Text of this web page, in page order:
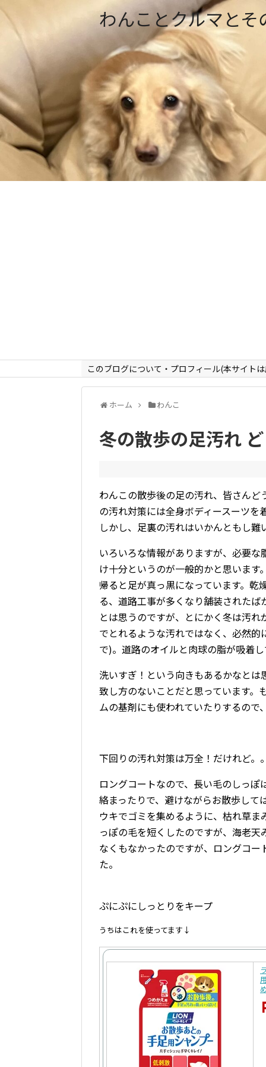
わんことクルマとそ
このブログについて・プロフィール(本サイト
ホーム わんこ
冬の散歩の足汚れ
わんこの散歩後の足の汚れ、皆さん
の汚れ対策には全身ボディースーツ
しかし、足裏の汚れはいかんともし難
いろいろな情報がありますが、必要
け十分というのが一般的かと思いま
帰ると足が真っ黒になっています。
る、道路工事が多くなり舗装された
とは思うのですが、とにかく冬は汚
でとれるような汚れではなく、必然
で)。道路のオイルと肉球の脂が吸着
洗いすぎ！という向きもあるかなと
致し方のないことだと思っています
ムの基剤にも使われていたりするので
下回りの汚れ対策は万全！だけれど。
ロングコートなので、長い毛のしっ
絡まったりで、避けながらお散歩し
ウキでゴミを集めるように、枯れ草
っぽの毛を短くしたのですが、海老
なくもなかったのですが、ロングコ
た。
ぷにぷにしっとりをキープ
うちはこれを使ってます↓